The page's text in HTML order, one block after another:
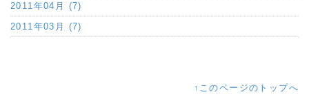
2011年04月 (7)
2011年03月 (7)
↑このページのトップへ